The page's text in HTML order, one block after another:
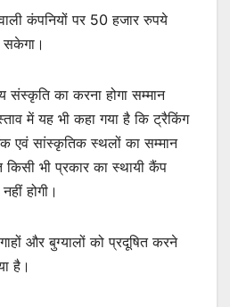
कंपनियों पर 50 हजार रुपये
सकेगा।
संस्कृति का करना होगा सम्मान
में यह भी कहा गया है कि ट्रैकिंग
एवं सांस्कृतिक स्थलों का सम्मान
किसी भी प्रकार का स्थायी कैंप
होगी।
और बुग्यालों को प्रदूषित करने
है।